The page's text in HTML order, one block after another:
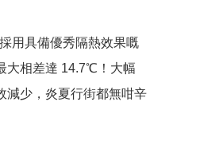
用具備優秀隔熱效果嘅
大相差達 14.7℃！大幅
減少，炎夏行街都無咁辛